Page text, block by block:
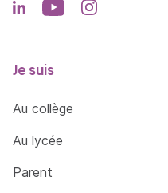
Je suis
Au collège
Au lycée
Parent